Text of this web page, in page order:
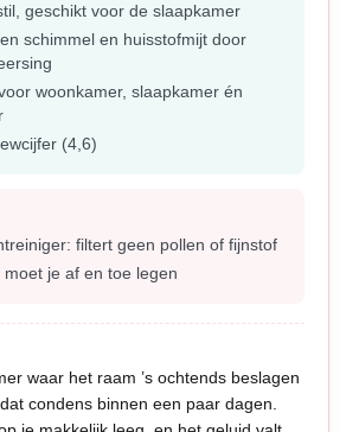
geschikt voor de slaapkamer
schimmel en huisstofmijt door
woonkamer, slaapkamer én
(4,6)
filtert geen pollen of fijnstof
moet je af en toe legen
waar het raam ’s ochtends beslagen
condens binnen een paar dagen.